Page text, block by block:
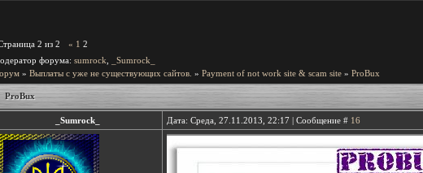
2 из 2 « 1 2
форума: sumrock
_Sumrock_
» Выплаты с уже не существующих сайтов. » Payment of not work site & scam site » ProBux
ProBux
_Sumrock_ Дата: Среда, 27.11.2013, 22:17 | Сообщение # 16